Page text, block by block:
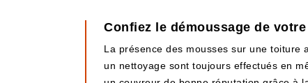
Confiez le démoussage de
La présence des mousses sur une toiture
un nettoyage sont toujours effectués en